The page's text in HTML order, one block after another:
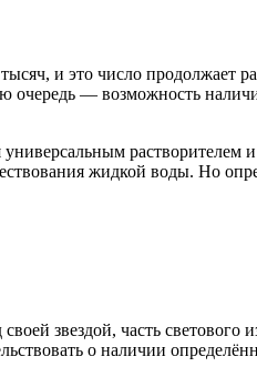
и это число продолжает
очередь — возможность
жидкой воды. Но
звездой, часть светового
о наличии